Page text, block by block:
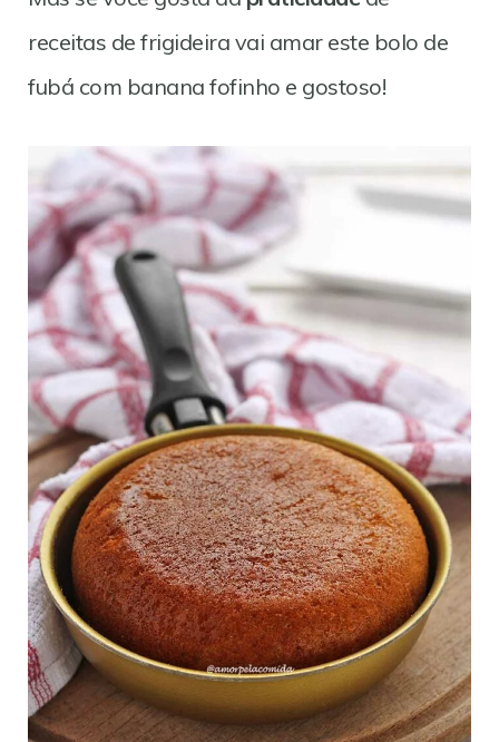
receitas de frigideira vai amar este bolo de
fubá com banana fofinho e gostoso!